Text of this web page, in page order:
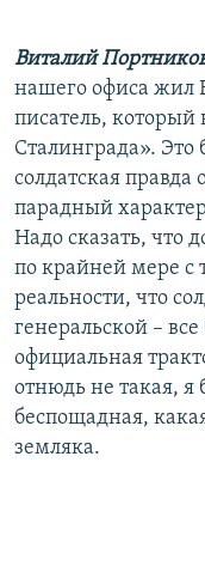
Виталий
нашего офиса жил
писатель, который
Сталинграда». Это
солдатская правда
парадный
Надо сказать, что
по крайней мере с
реальности, что
генеральской –
официальная
отнюдь не такая, я
беспощадная,
земляка.